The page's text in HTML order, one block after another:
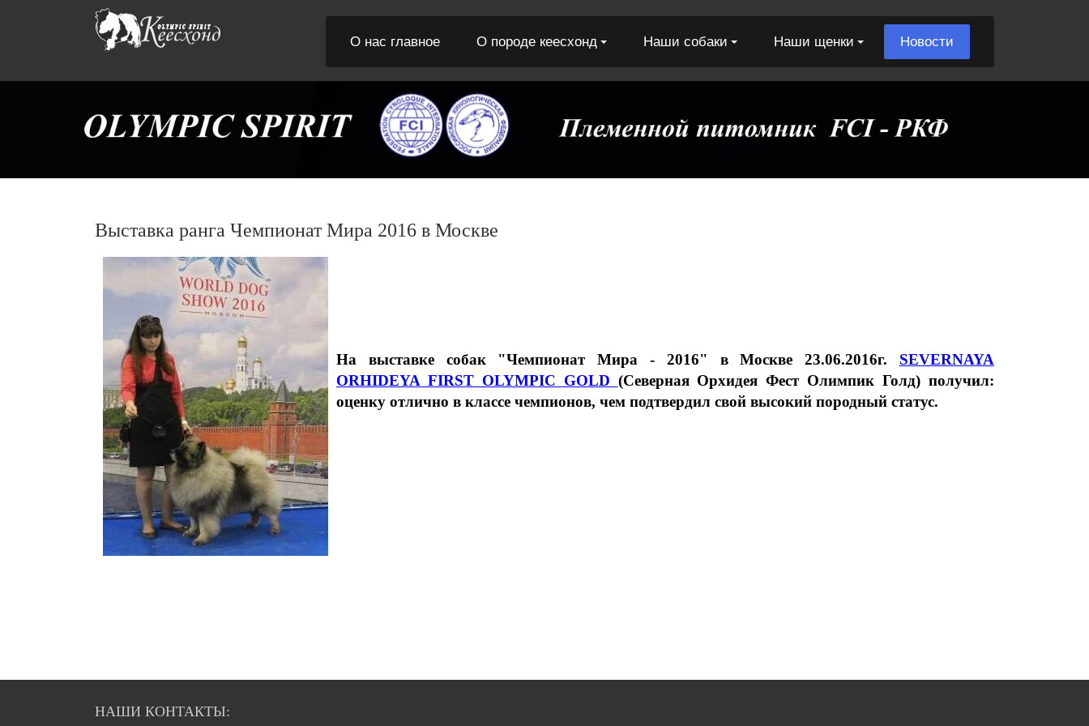
О нас главное О породе кеесхонд Наши собаки Наши щенки Новости
Выставка ранга Чемпионат Мира 2016 в Москве
На выставке собак "Чемпионат Мира - 2016" в Москве 23.06.2016г. SEVERNAYA
ORHIDEYA FIRST OLYMPIC GOLD (Северная Орхидея Фест Олимпик Голд) получил:
оценку отлично в классе чемпионов, чем подтвердил свой высокий породный статус.
НАШИ КОНТАКТЫ: